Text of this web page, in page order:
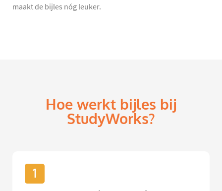
maakt de bijles nóg leuker.
Hoe werkt bijles bij
StudyWorks?
1